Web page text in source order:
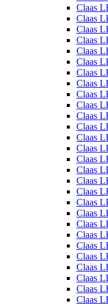
Claas
Claas
Claas
Claas
Claas
Claas
Claas
Claas
Claas
Claas
Claas
Claas
Claas
Claas
Claas
Claas
Claas
Claas
Claas
Claas
Claas
Claas
Claas
Claas
Claas
Claas
Claas
Claas